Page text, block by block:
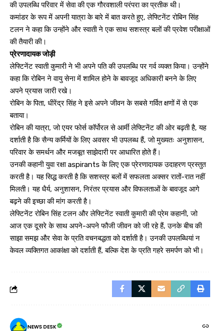
की उपलब्धि परिवार में सेवा की एक गौरवशाली परंपरा का प्रतीक थी।
कमांडर के रूप में अपनी यात्रा के बारे में बात करते हुए, लेफ्टिनेंट रोबिन सिंह
टलन ने कहा कि उन्होंने और स्वाती ने एक साथ सशस्त्र बलों की प्रवेश परीक्षाओं
की तैयारी की।
प्रेरणादायक जोड़ी
लेफ्टिनेंट स्वाती कुमारी ने भी अपने पति की उपलब्धि पर गर्व व्यक्त किया। उन्होंने
कहा कि रोबिन ने वायु सेना में शामिल होने के बावजूद अधिकारी बनने के लिए
अपने प्रयास जारी रखे।
रोबिन के पिता, धीरेंद्र सिंह ने इसे अपने जीवन के सबसे गर्वित क्षणों में से एक
बताया।
रोबिन की यात्रा, जो एयर फोर्स कॉर्पोरल से आर्मी लेफ्टिनेंट की ओर बढ़ती है, यह
दर्शाती है कि सैन्य कर्मियों के लिए अवसर भी उपलब्ध हैं, जो मुख्यतः अनुशासन,
परिवार के समर्थन और मजबूत साझेदारी पर आधारित होते हैं।
उनकी कहानी युवा रक्षा aspirants के लिए एक प्रेरणादायक उदाहरण प्रस्तुत
करती है। यह सिद्ध करती है कि सशस्त्र बलों में सफलता अक्सर रातों-रात नहीं
मिलती। यह धैर्य, अनुशासन, निरंतर प्रयास और विफलताओं के बावजूद आगे
बढ़ने की इच्छा की मांग करती है।
लेफ्टिनेंट रोबिन सिंह टलन और लेफ्टिनेंट स्वाती कुमारी की प्रेम कहानी, जो
आज एक दूसरे के साथ अपने-अपने फौजी जीवन को जी रहे हैं, उनके बीच की
साझा समझ और सेवा के प्रति वचनबद्धता को दर्शाती है। उनकी उपलब्धियां न
केवल व्यक्तिगत आकांक्षा को दर्शाती हैं, बल्कि देश के प्रति गहरे समर्पण को भी।
NEWS DESK